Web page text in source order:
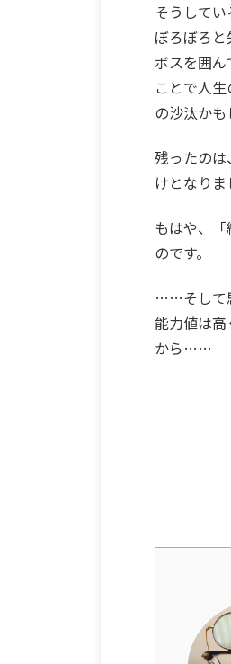
そうして
ぼろぼろと
ボスを囲
ことで人
の沙汰かも
残ったの
けとなりま
もはや、
のです。
……そして
能力値は
から……